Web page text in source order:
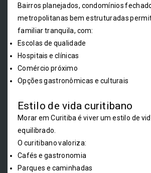
Bairros planejados, condomínios
metropolitanas bem estruturadas
familiar tranquila, com:
Escolas de qualidade
Hospitais e clínicas
Comércio próximo
Opções gastronômicas e culturais
Estilo de vida curitibano
Morar em Curitiba é viver um estilo de
equilibrado.
O curitibano valoriza:
Cafés e gastronomia
Parques e caminhadas